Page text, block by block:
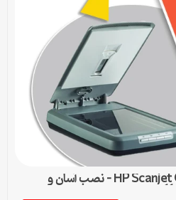
دانلود درایور اسکنر HP Scanjet G3010 – نصب آسان و